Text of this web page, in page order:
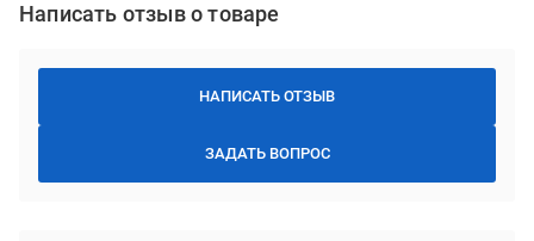
Написать отзыв о товаре
НАПИСАТЬ ОТЗЫВ
ЗАДАТЬ ВОПРОС